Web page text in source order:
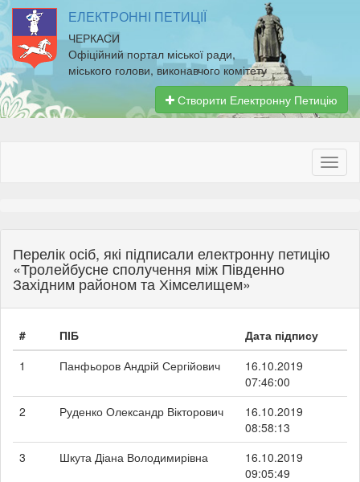
ЕЛЕКТРОННІ ПЕТИЦІЇ
ЧЕРКАСИ
Офіційний портал міської ради,
міського голови, виконавчого комітету
Створити Електронну Петицію
Перелік осіб, які підписали електронну петицію
«Тролейбусне сполучення між Південно
Західним районом та Хімселищем»
# ПІБ
Дата підпису
1
Панфьоров Андрій Сергійович
16.10.2019
07:46:00
2
Руденко Олександр Вікторович
16.10.2019
08:58:13
3
Шкута Діана Володимирівна
16.10.2019
09:05:49